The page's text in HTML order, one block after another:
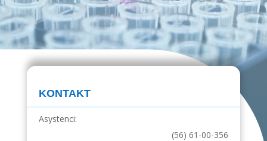
KONTAKT
Asystenci:
(56) 61-00-356